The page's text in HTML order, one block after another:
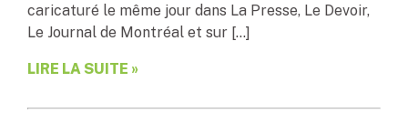
caricaturé le même jour dans La Presse, Le Devoir,
Le Journal de Montréal et sur […]
LIRE LA SUITE »